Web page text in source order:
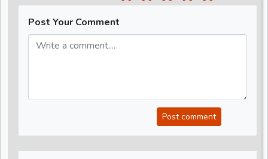
Post Your Comment
Post comment